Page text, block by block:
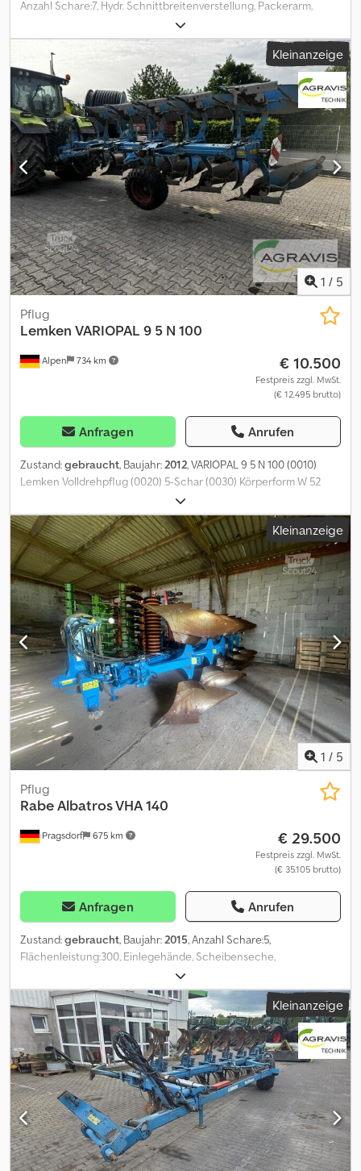
Anzahl Schare:7, Hydr. Schnittbreitenverstellung, Packerarm,
Scheibenseche, Steinsicherung, Stützfuß / -rad,
Heckanbau_____Anhängepflug, 7 Schare, voll Körper,
Scheibensech demontiert,Steinsicherung, hydr.
Vorfurcheneinstellung, hydr. VerstellungSchnittbreite,
Packerarm,Lagerort:Kunde Cjdpfx Adszmb E Eo Isha
Kleinanzeige
1 / 5
Alpen 734 km
Pflug
Lemken VARIOPAL 9 5 N 100
€ 10.500
Festpreis zzgl. MwSt.
(€ 12.495 brutto)
Anfragen Anrufen
Zustand:gebraucht, Baujahr: 2012, VARIOPAL 9 5 N 100 (0010)
Lemken Volldrehpflug (0020) 5-Schar (0030) Körperform W 52
(0040) 5 Paar Düngereinleger M 2 (0050) Memoryzylinder (0060)
Uni-Stützrad 340/55-16 Cedpfoycy U Sjx Ad Ioha (0070)
Anlageseche (0080) Packerfangarm hydr. mit Druckspeicher
Kleinanzeige
1 / 5
Pragsdorf 675 km
Pflug
RabeAlbatros VHA 140
€ 29.500
Festpreis zzgl. MwSt.
(€ 35.105 brutto)
Anfragen Anrufen
Zustand:gebraucht, Baujahr:2015, Anzahl Schare:5,
Flächenleistung:300, Einlegehände, Scheibenseche,
Steinsicherung, Stützfuß / -rad, Heckanbau_____Heckanbau,
Steinsicherung, volle Körper, 5 Schare, Scheiben-sech,
Stützrad,,Lagerort:Kunde Codjw Iln Ispfx Ad Isha
Kleinanzeige